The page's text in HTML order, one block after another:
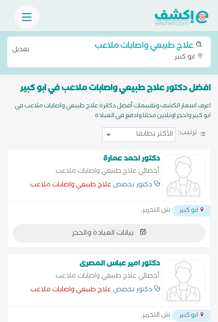
علاج طبيعي واصابات ملاعب
ابو كبير
تعديل
افضل دكتور علاج طبيعي واصابات ملاعب في ابو كبير
اعرف اسعار الكشف وتقييمات أفضل دكاترة علاج طبيعي واصابات ملاعب في
ابو كبير واحجز اونلاين مجانا وادفع في العيادة
ترتيب:
دكتور احمد عمارة
أخصائي علاج طبيعي واصابات ملاعب
دكتور تخصص علاج طبيعي واصابات ملاعب
ابو كبير ش التحرير،
بيانات العيادة والحجز
دكتور امير عباس المصرى
أخصائي علاج طبيعي واصابات ملاعب
دكتور تخصص علاج طبيعي واصابات ملاعب
ابو كبير ش التحرير،